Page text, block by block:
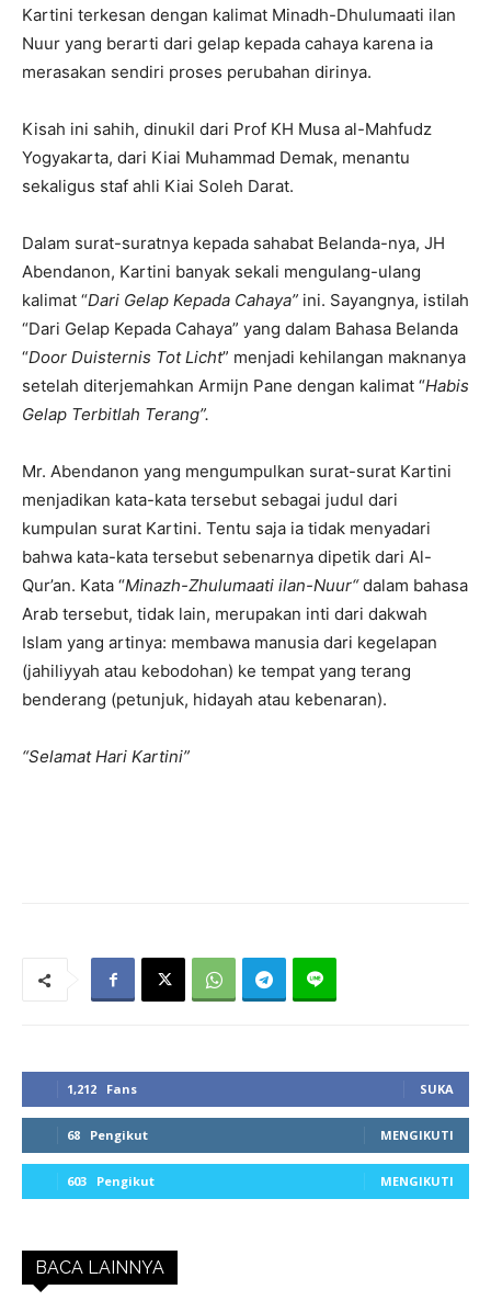
Kartini terkesan dengan kalimat Minadh-Dhulumaati ilan
Nuur yang berarti dari gelap kepada cahaya karena ia
merasakan sendiri proses perubahan dirinya.
Kisah ini sahih, dinukil dari Prof KH Musa al-Mahfudz
Yogyakarta, dari Kiai Muhammad Demak, menantu
sekaligus staf ahli Kiai Soleh Darat.
Dalam surat-suratnya kepada sahabat Belanda-nya, JH
Abendanon, Kartini banyak sekali mengulang-ulang
kalimat “Dari Gelap Kepada Cahaya” ini. Sayangnya, istilah
“Dari Gelap Kepada Cahaya” yang dalam Bahasa Belanda
“Door Duisternis Tot Licht” menjadi kehilangan maknanya
setelah diterjemahkan Armijn Pane dengan kalimat “Habis
Gelap Terbitlah Terang”.
Mr. Abendanon yang mengumpulkan surat-surat Kartini
menjadikan kata-kata tersebut sebagai judul dari
kumpulan surat Kartini. Tentu saja ia tidak menyadari
bahwa kata-kata tersebut sebenarnya dipetik dari Al-
Qur’an. Kata “Minazh-Zhulumaati ilan-Nuur“dalam bahasa
Arab tersebut, tidak lain, merupakan inti dari dakwah
Islam yang artinya: membawa manusia dari kegelapan
(jahiliyyah atau kebodohan) ke tempat yang terang
benderang (petunjuk, hidayah atau kebenaran).
“Selamat Hari Kartini”
1,212 Fans SUKA
68 Pengikut MENGIKUTI
603 Pengikut MENGIKUTI
BACA LAINNYA